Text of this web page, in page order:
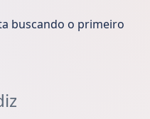
buscando o primeiro